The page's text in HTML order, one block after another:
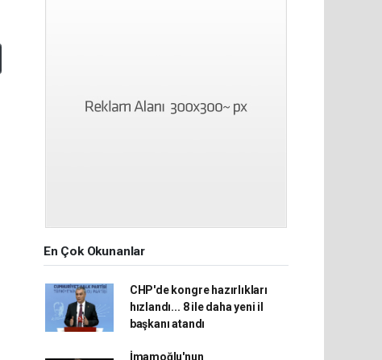
En Çok Okunanlar
CHP'de kongre hazırlıkları
hızlandı... 8 ile daha yeni il
başkanı atandı
İmamoğlu'nun